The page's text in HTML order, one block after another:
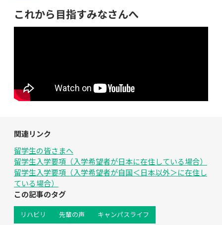
これから目指すみなさんへ
関連リンク
留学生の皆さまへ
留学生入学要項（入学希望者が日本に在住している場合）
留学生入学要項（入学希望者が自国＜日本以外＞に在住し
ている場合）
この記事のタグ
リハビリ 先輩の声 キャンパスライフ